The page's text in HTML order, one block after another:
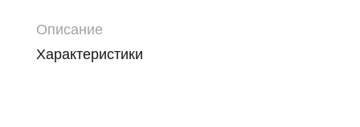
Описание
Характеристики